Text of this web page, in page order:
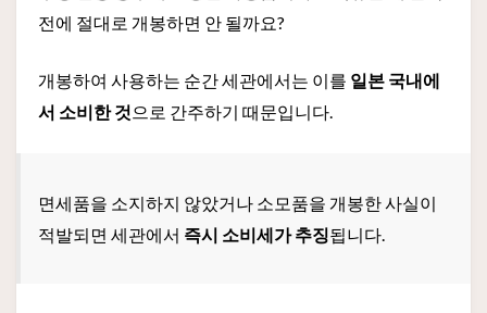
전에 절대로 개봉하면 안 될까요?
개봉하여 사용하는 순간 세관에서는 이를 일본 국내에
서 소비한 것으로 간주하기 때문입니다.
면세품을 소지하지 않았거나 소모품을 개봉한 사실이
적발되면 세관에서 즉시 소비세가 추징됩니다.